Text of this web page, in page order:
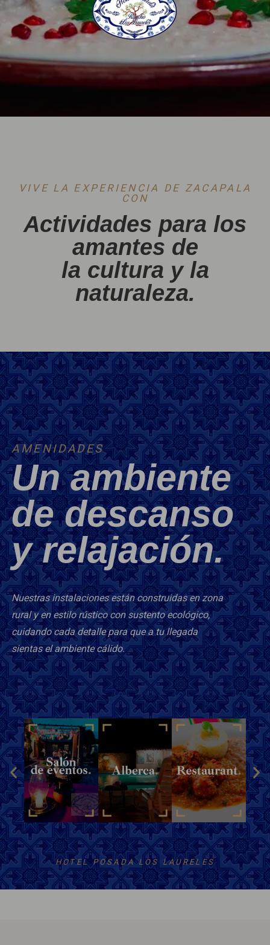
VIVE LA EXPERIENCIA DE ZACAPALA
CON
Actividades para los
amantes de
la cultura y la
naturaleza.
AMENIDADES
Un ambiente
de descanso
y relajación.
Nuestras instalaciones están construidas en zona
rural y en estilo rústico con sustento ecológico,
cuidando cada detalle para que a tu llegada
sientas el ambiente cálido.
HOTEL POSADA LOS LAURELES